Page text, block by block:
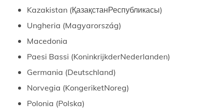
Kazakistan (ҚазақстанРеспубликасы)
Ungheria (Magyarország)
Macedonia
Paesi Bassi (KoninkrijkderNederlanden)
Germania (Deutschland)
Norvegia (KongeriketNoreg)
Polonia (Polska)